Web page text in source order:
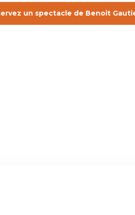
un spectacle de Benoit